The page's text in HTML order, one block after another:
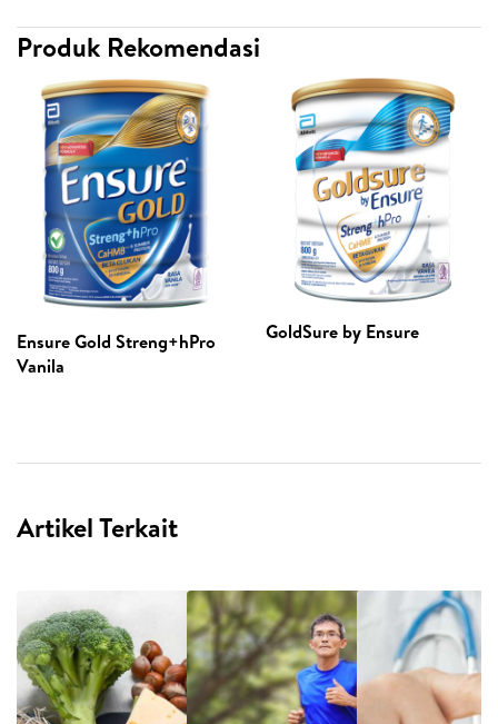
Produk Rekomendasi
Ensure Gold Streng+hPro
Vanila
GoldSure by Ensure
Artikel Terkait